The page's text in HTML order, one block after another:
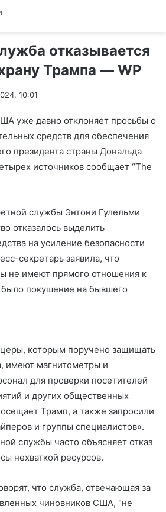
отказывается
Трампа — WP
10:01
уже давно отклоняет просьбы о
средств для обеспечения
президента страны Дональда
источников сообщает “The
службы Энтони Гулельми
отказалось выделить
на усиление безопасности
секретарь заявила, что
не имеют прямого отношения к
было покушение на бывшего
которым поручено защищать
имеют магнитометры и
для проверки посетителей
и других общественных
Трамп, а также запросили
и группы специалистов».
службы часто объясняет отказ
нехваткой ресурсов.
что служба, отвечающая за
чиновников США, "не